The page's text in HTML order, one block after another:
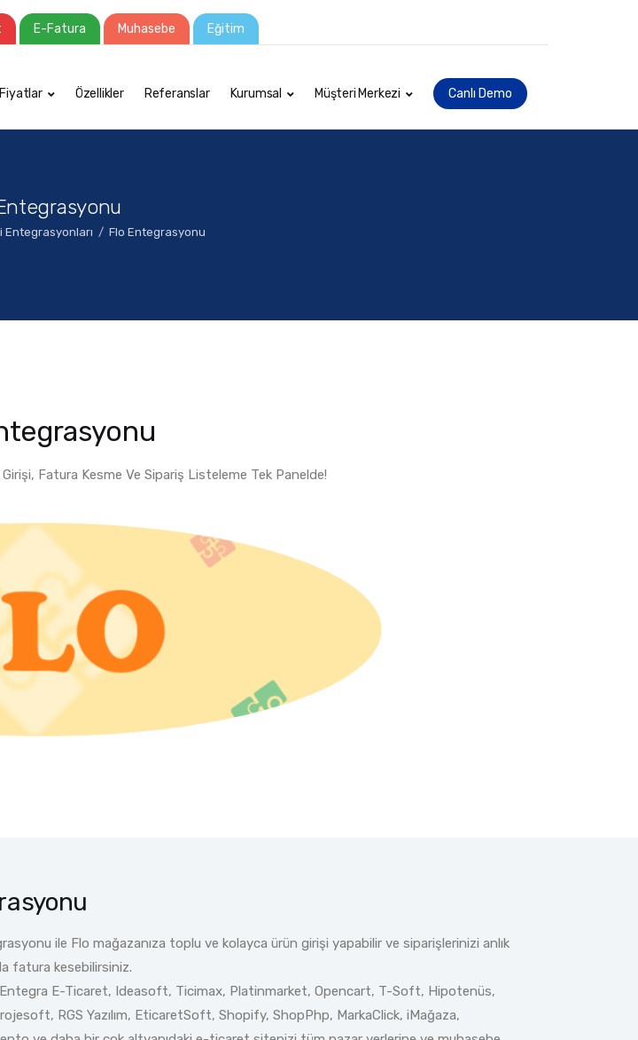
E-Fatura Muhasebe Eğitim
Fiyatlar Özellikler Referanslar Kurumsal Müşteri Merkezi Canlı Demo
Entegrasyonları Flo Entegrasyonu
Fatura Kesme Ve Sipariş Listeleme Tek Panelde!
ile Flo mağazanıza toplu ve kolayca ürün girişi yapabilir ve siparişlerinizi anlık
fatura kesebilirsiniz.
Entegra E-Ticaret, Ideasoft, Ticimax, Platinmarket, Opencart, T-Soft, Hipotenüs,
RGS Yazılım, EticaretSoft, Shopify, ShopPhp, MarkaClick, iMağaza,